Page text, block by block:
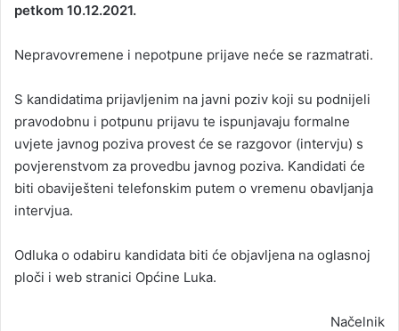
petkom 10.12.2021.
Nepravovremene i nepotpune prijave neće se razmatrati.
S kandidatima prijavljenim na javni poziv koji su podnijeli
pravodobnu i potpunu prijavu te ispunjavaju formalne
uvjete javnog poziva provest će se razgovor (intervju) s
povjerenstvom za provedbu javnog poziva. Kandidati će
biti obaviješteni telefonskim putem o vremenu obavljanja
intervjua.
Odluka o odabiru kandidata biti će objavljena na oglasnoj
ploči i web stranici Općine Luka.
Načelnik